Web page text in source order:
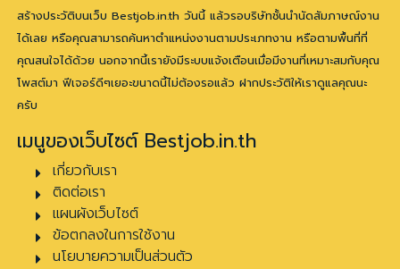
สร้างประวัติบนเว็บ Bestjob.in.th วันนี้ แล้วรอบริษัทชั้นนำนัดสัมภาษณ์งาน
ได้เลย หรือคุณสามารถค้นหาตำแหน่งงานตามประเภทงาน หรือตามพื้นที่ที่
คุณสนใจได้ด้วย นอกจากนี้เรายังมีระบบแจ้งเตือนเมื่อมีงานที่เหมาะสมกับคุณ
โพสต์มา ฟีเจอร์ดีๆเยอะขนาดนี้ไม่ต้องรอแล้ว ฝากประวัติให้เราดูแลคุณนะ
ครับ
เมนูของเว็บไซต์ Bestjob.in.th
เกี่ยวกับเรา
ติดต่อเรา
แผนผังเว็บไซต์
ข้อตกลงในการใช้งาน
นโยบายความเป็นส่วนตัว